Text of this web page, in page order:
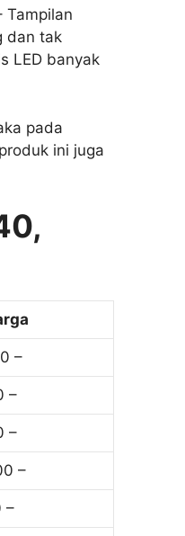
Tampilan
dan tak
LED banyak
pada
ini juga
–
–
–
–
–